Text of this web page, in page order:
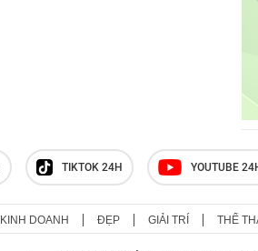
TIKTOK 24H YOUTUBE
KINH DOANH ĐẸP GIẢI TRÍ THỂ